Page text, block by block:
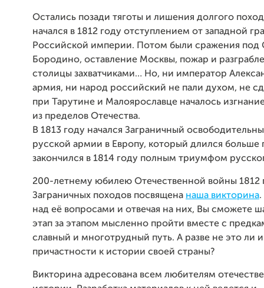
Остались позади тяготы и лишения долгого
начался в 1812 году отступлением от западной
Российской империи. Потом были сражения под
Бородино, оставление Москвы, пожар и
столицы захватчиками… Но, ни император
армия, ни народ российский не пали духом, не
при Тарутине и Малоярославце началось
из пределов Отечества.
В 1813 году начался Заграничный
русской армии в Европу, который длился больше
закончился в 1814 году полным триумфом
200-летнему юбилею Отечественной войны 1812
Заграничных походов посвящена наша викторина.
над её вопросами и отвечая на них, Вы сможете
этап за этапом мысленно пройти вместе с
славный и многотрудный путь. А разве не это ли и
причастности к истории своей страны?
Викторина адресована всем любителям